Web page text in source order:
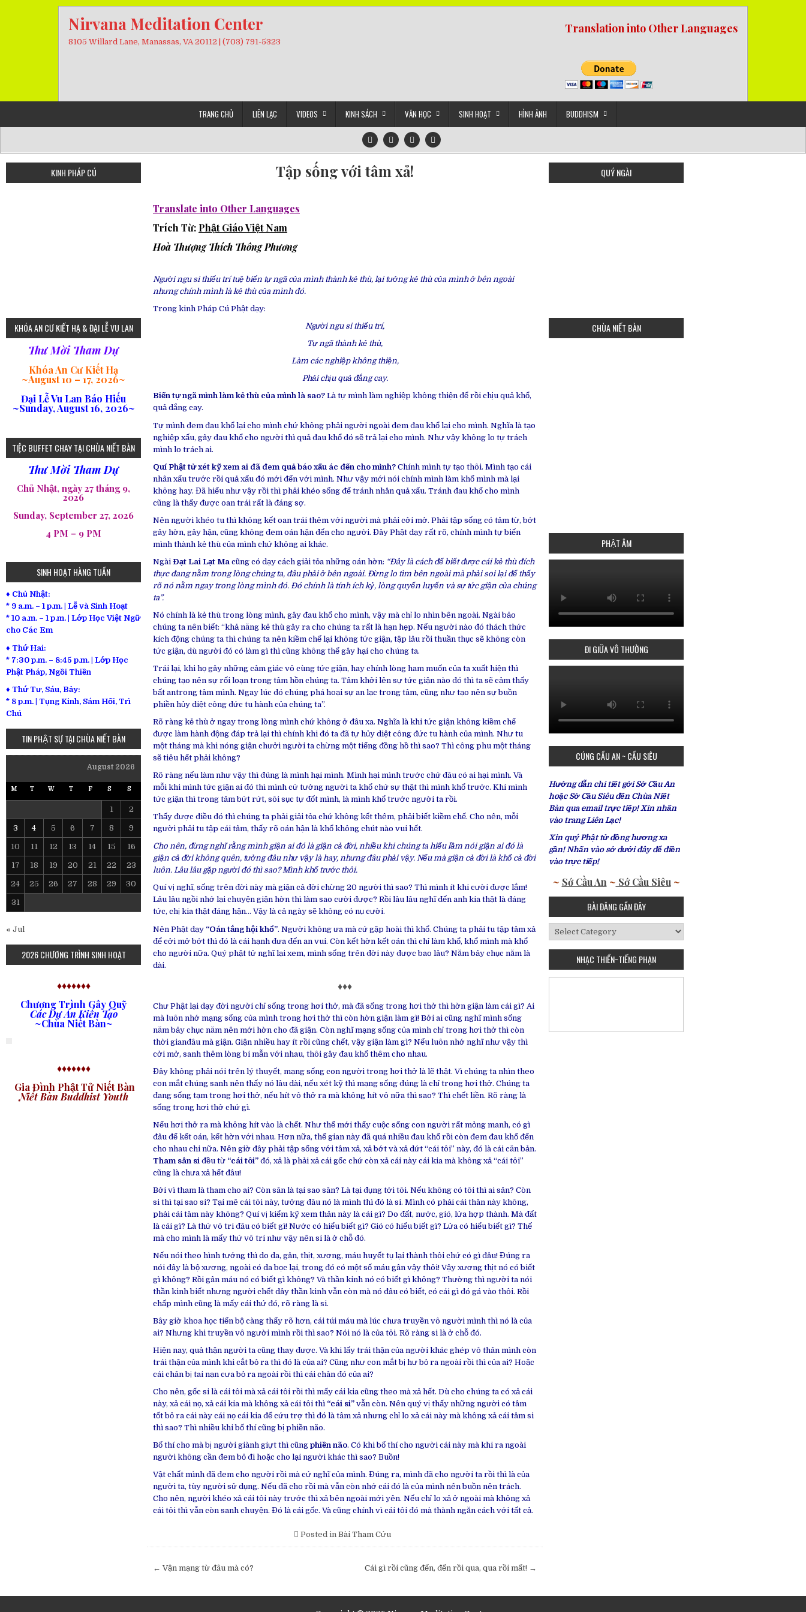
Nirvana Meditation Center
8105 Willard Lane, Manassas, VA 20112 | (703) 791-5323
Translation into Other Languages
TRANG CHỦ LIÊN LẠC VIDEOS KINH SÁCH VĂN HỌC SINH HOẠT HÌNH ẢNH BUDDHISM
Tập sống với tâm xả!
Translate into Other Languages
Trích Từ: Phật Giáo Việt Nam
Hoà Thượng Thích Thông Phương
Người ngu si thiếu trí tuệ biến tự ngã của mình thành kẻ thù, lại tưởng kẻ thù của mình ở bên ngoài
nhưng chính mình là kẻ thù của mình đó.
Trong kinh Pháp Cú Phật dạy:
Người ngu si thiếu trí,
Tự ngã thành kẻ thù,
Làm các nghiệp không thiện,
Phải chịu quả đắng cay.
Biến tự ngã mình làm kẻ thù của mình là sao? Là tự mình làm nghiệp không thiện để rồi chịu quả khổ,
quả dắng cay.
Tự mình đem đau khổ lại cho mình chứ không phải người ngoài đem đau khổ lại cho mình. Nghĩa là tạo
nghiệp xấu, gây đau khổ cho người thì quả đau khổ đó sẽ trả lại cho mình. Như vậy không lo tự trách
mình lo trách ai.
Quí Phật tử xét kỹ xem ai đã đem quả báo xấu ác đến cho mình? Chính mình tự tạo thôi. Mình tạo cái
nhân xấu trước rồi quả xấu đó mới đến với mình. Như vậy mới nói chính mình làm khổ mình mà lại
không hay. Đã hiểu như vậy rồi thì phải khéo sống để tránh nhân quả xấu. Tránh đau khổ cho mình
cũng là thấy được oan trái rất là đáng sợ.
Nên người khéo tu thì không kết oan trái thêm với người mà phải cởi mở. Phải tập sống có tâm từ, bớt
gây hờn, gây hận, cũng không đem oán hận đến cho người. Đây Phật dạy rất rõ, chính mình tự biến
mình thành kẻ thù của mình chứ không ai khác.
Ngài Đạt Lai Lạt Ma cũng có dạy cách giải tỏa những oán hờn: “Đây là cách để biết được cái kẻ thù đích
thực đang nằm trong lòng chúng ta, đâu phải ở bên ngoài. Đừng lo tìm bên ngoài mà phải soi lại để thấy
rõ nó nằm ngay trong lòng mình đó. Đó chính là tính ích kỷ, lòng quyến luyến và sự tức giận của chúng
ta”.
Nó chính là kẻ thù trong lòng mình, gây đau khổ cho mình, vậy mà chỉ lo nhìn bên ngoài. Ngài bảo
chúng ta nên biết: “khả năng kẻ thù gây ra cho chúng ta rất là hạn hẹp. Nếu người nào đó thách thức
kích động chúng ta thì chúng ta nên kiềm chế lại không tức giận, tập lâu rồi thuần thục sẽ không còn
tức giận, dù người đó có làm gì thì cũng không thể gây hại cho chúng ta.
Trái lại, khi họ gây những cảm giác vô cùng tức giận, hay chính lòng ham muốn của ta xuất hiện thì
chúng tạo nên sự rối loạn trong tâm hồn chúng ta. Tâm khởi lên sự tức giận nào đó thì ta sẽ cảm thấy
bất antrong tâm mình. Ngay lúc đó chúng phá hoại sự an lạc trong tâm, cũng như tạo nên sự buồn
phiền hủy diệt công đức tu hành của chúng ta”.
Rõ ràng kẻ thù ở ngay trong lòng mình chứ không ở đâu xa. Nghĩa là khi tức giận không kiềm chế
được làm hành động đáp trả lại thì chính khi đó ta đã tự hủy diệt công đức tu hành của mình. Như tu
một tháng mà khi nóng giận chưởi người ta chừng một tiếng đồng hồ thì sao? Thì công phu một tháng
sẽ tiêu hết phải không?
Rõ ràng nếu làm như vậy thì đúng là mình hại mình. Mình hại mình trước chứ đâu có ai hại mình. Và
mỗi khi mình tức giận ai đó thì mình cứ tưởng người ta khổ chứ sự thật thì mình khổ trước. Khi mình
tức giận thì trong tâm bứt rứt, sôi sục tự đốt mình, là mình khổ trước người ta rồi.
Thấy được điều đó thì chúng ta phải giải tỏa chứ không kết thêm, phải biết kiềm chế. Cho nên, mỗi
người phải tu tập cái tâm, thấy rõ oán hận là khổ không chút nào vui hết.
Cho nên, đừng nghĩ rằng mình giận ai đó là giận cả đời, nhiều khi chúng ta hiểu lầm nói giận ai đó là
giận cả đời không quên, tưởng đâu như vậy là hay, nhưng đâu phải vậy. Nếu mà giận cả đời là khổ cả đời
luôn. Lâu lâu gặp người đó thì sao? Mình khổ trước thôi.
Quí vị nghĩ, sống trên đời này mà giận cả đời chừng 20 người thì sao? Thì mình ít khi cười được lắm!
Lâu lâu ngồi nhớ lại chuyện giận hờn thì làm sao cười được? Rồi lâu lâu nghĩ đến anh kia thật là đáng
tức, chị kia thật đáng hận… Vậy là cả ngày sẽ không có nụ cười.
Nên Phật dạy “Oán tắng hội khổ”. Người không ưa mà cứ gặp hoài thì khổ. Chúng ta phải tu tập tâm xả
để cởi mở bớt thì đó là cái hạnh đưa đến an vui. Còn kết hờn kết oán thì chỉ làm khổ, khổ mình mà khổ
cho người nữa. Quý phật tử nghĩ lại xem, mình sống trên đời này được bao lâu? Năm bảy chục năm là
dài.
♦♦♦
Chư Phật lại dạy đời người chỉ sống trong hơi thở, mà đã sống trong hơi thở thì hờn giận làm cái gì? Ai
mà luôn nhớ mạng sống của mình trong hơi thở thì còn hờn giận làm gì! Bởi ai cũng nghĩ mình sống
năm bảy chục năm nên mới hờn cho đã giận. Còn nghĩ mạng sống của mình chỉ trong hơi thở thì còn
thời gianđâu mà giận. Giận nhiều hay ít rồi cũng chết, vậy giận làm gì? Nếu luôn nhớ nghĩ như vậy thì
cởi mở, sanh thêm lòng bi mẫn với nhau, thôi gây đau khổ thêm cho nhau.
Đây không phải nói trên lý thuyết, mạng sống con người trong hơi thở là lẽ thật. Vì chúng ta nhìn theo
con mắt chúng sanh nên thấy nó lâu dài, nếu xét kỹ thì mạng sống đúng là chỉ trong hơi thở. Chúng ta
đang sống tạm trong hơi thở, nếu hít vô thở ra mà không hít vô nữa thì sao? Thì chết liền. Rõ ràng là
sống trong hơi thở chứ gì.
Nếu hơi thở ra mà không hít vào là chết. Như thế mới thấy cuộc sống con người rất mỏng manh, có gì
đâu để kết oán, kết hờn với nhau. Hơn nữa, thế gian này đã quá nhiều đau khổ rồi còn đem đau khổ đến
cho nhau chi nữa. Nên giờ đây phải tập sống với tâm xả, xả bớt và xả dứt “cái tôi” này, đó là cái căn bản.
Tham sân si đều từ “cái tôi” đó, xả là phải xả cái gốc chứ còn xả cái này cái kia mà không xả “cái tôi”
cũng là chưa xả hết đâu!
Bởi vì tham là tham cho ai? Còn sân là tại sao sân? Là tại đụng tới tôi. Nếu không có tôi thì ai sân? Còn
si thì tại sao si? Tại mê cái tôi này, tưởng đâu nó là mình thì đó là si. Mình có phải cái thân này không,
phải cái tâm này không? Quí vị kiểm kỹ xem thân này là cái gì? Do đất, nước, gió, lửa hợp thành. Mà đất
là cái gì? Là thứ vô tri đâu có biết gì! Nước có hiểu biết gì? Gió có hiểu biết gì? Lửa có hiểu biết gì? Thế
mà cho mình là mấy thứ vô tri như vậy nên si là ở chỗ đó.
Nếu nói theo hình tướng thì do da, gân, thịt, xương, máu huyết tụ lại thành thôi chứ có gì đâu! Đúng ra
nói đây là bộ xương, ngoài có da bọc lại, trong đó có một số máu gân vậy thôi! Vậy xương thịt nó có biết
gì không? Rồi gân máu nó có biết gì không? Và thần kinh nó có biết gì không? Thường thì người ta nói
thần kinh biết nhưng người chết dây thần kinh vẫn còn mà nó đâu có biết, có cái gì đó gá vào thôi. Rồi
chấp mình cũng là mấy cái thứ đó, rõ ràng là si.
Bây giờ khoa học tiến bộ càng thấy rõ hơn, cái túi máu mà lúc chưa truyền vô người mình thì nó là của
ai? Nhưng khi truyền vô người mình rồi thì sao? Nói nó là của tôi. Rõ ràng si là ở chỗ đó.
Hiện nay, quả thận người ta cũng thay được. Và khi lấy trái thận của người khác ghép vô thân mình còn
trái thận của mình khi cắt bỏ ra thì đó là của ai? Cũng như con mắt bị hư bỏ ra ngoài rồi thì của ai? Hoặc
cái chân bị tai nạn cưa bỏ ra ngoài rồi thì cái chân đó của ai?
Cho nên, gốc si là cái tôi mà xả cái tôi rồi thì mấy cái kia cũng theo mà xả hết. Dù cho chúng ta có xả cái
này, xả cái nọ, xả cái kia mà không xả cái tôi thì “cái si” vẫn còn. Nên quý vị thấy những người có tâm
tốt bỏ ra cái này cái nọ cái kia để cứu trợ thì đó là tâm xả nhưng chỉ lo xả cái này mà không xả cái tâm si
thì sao? Thì nhiều khi bố thí cũng bị phiền não.
Bố thí cho mà bị người giành giựt thì cũng phiền não. Có khi bố thí cho người cái này mà khi ra ngoài
người không cần đem bỏ đi hoặc cho lại người khác thì sao? Buồn!
Vật chất mình đã đem cho người rồi mà cứ nghĩ của mình. Đúng ra, mình đã cho người ta rồi thì là của
người ta, tùy người sử dụng. Nếu đã cho rồi mà vẫn còn nhớ cái đó là của mình nên buồn nên trách.
Cho nên, người khéo xả cái tôi này trước thì xả bên ngoài mới yên. Nếu chỉ lo xả ở ngoài mà không xả
cái tôi thì vẫn còn sanh chuyện. Đó là cái gốc. Và cũng chính vì cái tôi đó mà thành ngăn cách với tất cả.
Posted in Bài Tham Cứu
Post Cái gì rồi cũng đến, đến rồi qua, qua rồi mất! →
← Vận mạng từ đâu mà có?
KINH PHÁP CÚ
KHÓA AN CƯ KIẾT HẠ & ĐẠI LỄ VU LAN
Thư Mời Tham Dự
Khóa An Cư Kiết Hạ
~August 10 – 17, 2026~
Đại Lễ Vu Lan Báo Hiếu
~Sunday, August 16, 2026~
TIỆC BUFFET CHAY TẠI CHÙA NIẾT BÀN
Thư Mời Tham Dự
Chủ Nhật, ngày 27 tháng 9,
2026
Sunday, September 27, 2026
4 PM – 9 PM
SINH HOẠT HÀNG TUẦN
♦ Chủ Nhật:
* 9 a.m. – 1 p.m. | Lễ và Sinh Hoạt
* 10 a.m. – 1 p.m. | Lớp Học Việt Ngữ
cho Các Em
♦ Thứ Hai:
* 7:30 p.m. – 8:45 p.m. | Lớp Học
Phật Pháp, Ngồi Thiền
♦ Thứ Tư, Sáu, Bảy:
* 8 p.m. | Tụng Kinh, Sám Hối, Trì
Chú
TIN PHẬT SỰ TẠI CHÙA NIẾT BÀN
August 2026
M T W T F S S
1 2
3 4 5 6 7 8 9
10 11 12 13 14 15 16
17 18 19 20 21 22 23
24 25 26 27 28 29 30
31
« Jul
2026 CHƯƠNG TRÌNH SINH HOẠT
♦♦♦♦♦♦♦
Chương Trình Gây Quỹ
Các Dự Án Kiến Tạo
~Chùa Niết Bàn~
♦♦♦♦♦♦♦
Gia Đình Phật Tử Niết Bàn
Niết Bàn Buddhist Youth
QUÝ NGÀI
CHÙA NIẾT BÀN
PHẬT ÂM
ĐI GIỮA VÔ THƯỜNG
CÚNG CẦU AN ~ CẦU SIÊU
Hướng dẫn chi tiết gởi Sớ Cầu An
hoặc Sớ Cầu Siêu đến Chùa Niết
Bàn qua email trực tiếp! Xin nhấn
vào trang Liên Lạc!
Xin quý Phật tử đồng hương xa
gần! Nhấn vào sớ dưới đây để điền
vào trực tiếp!
~ Sớ Cầu An ~ Sớ Cầu Siêu ~
BÀI ĐĂNG GẦN ĐÂY
Bài
Đăng
Gần
NHẠC THIỀN~TIẾNG PHẠN